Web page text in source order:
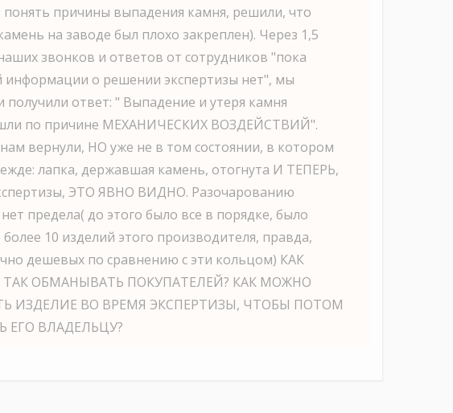
понять причины выпадения камня, решили, что
на заводе был плохо закреплен). Через 1,5
звонков и ответов от сотрудников "пока
информации о решении экспертизы нет", мы
получили ответ: " Выпадение и утеря камня
по причине МЕХАНИЧЕСКИХ ВОЗДЕЙСТВИЙ".
вернули, НО уже не в том состоянии, в котором
лапка, державшая камень, отогнута И ТЕПЕРЬ,
ЭТО ЯВНО ВИДНО. Разочарованию
предела( до этого было все в порядке, было
более 10 изделий этого производителя, правда,
дешевых по сравнению с эти кольцом) КАК
ОБМАНЫВАТЬ ПОКУПАТЕЛЕЙ? КАК МОЖНО
ИЗДЕЛИЕ ВО ВРЕМЯ ЭКСПЕРТИЗЫ, ЧТОБЫ ПОТОМ
ЕГО ВЛАДЕЛЬЦУ?